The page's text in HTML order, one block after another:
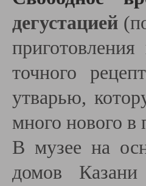
дегустацией
точного
утварью,
много нового
В музее на
домов Казани